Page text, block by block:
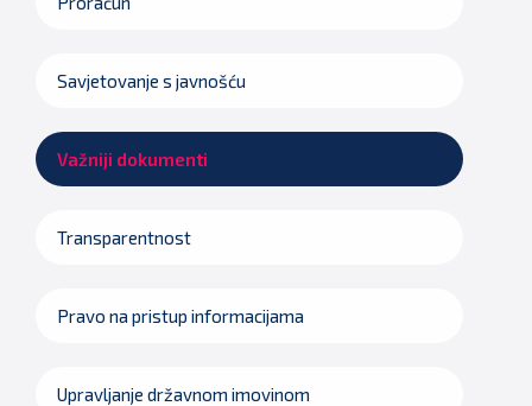
Savjetovanje s javnošću
Važniji dokumenti
Transparentnost
Pravo na pristup informacijama
Upravljanje državnom imovinom